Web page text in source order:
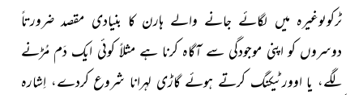
ٹرکوںوغیرہ میں لگائے جانے والے ہارن کا بنیادی مقصد ضرورتاً
دوسروں کو اپنی موجودگی سے آگاہ کرنا ہے مثلاً کوئی ایک دَم مُڑنے
لگے، یا اوورٹیکنگ کرتے ہوئے گاڑی لہرانا شروع کردے، اِشارہ